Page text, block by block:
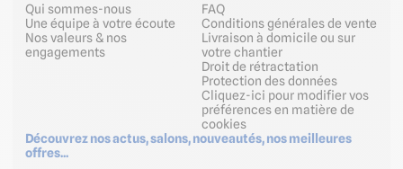
Qui sommes-nous
Une équipe à votre écoute
Nos valeurs & nos
engagements
FAQ
Conditions générales de vente
Livraison à domicile ou sur
votre chantier
Droit de rétractation
Protection des données
Cliquez-ici pour modifier vos
préférences en matière de
cookies
Découvrez nos actus, salons, nouveautés, nos meilleures
offres...